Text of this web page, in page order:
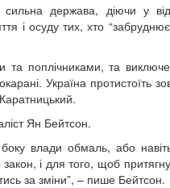
держава, діючи у
і осуду тих, хто
поплічниками, та
Україна протистоїть
Ян Бейтсон.
влади обмаль, або
і для того, щоб
за зміни”, – пише Бейтсон.